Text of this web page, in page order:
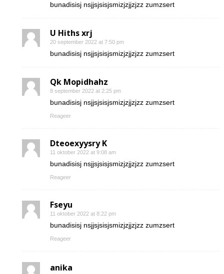
bunadisisj nsjjsjsisjsmizjzjjzjzz zumzsert
U Hiths xrj
20 september 2022 at 7:50 pm
bunadisisj nsjjsjsisjsmizjzjjzjzz zumzsert
Qk Mopidhahz
8 september 2022 at 2:25 pm
bunadisisj nsjjsjsisjsmizjzjjzjzz zumzsert
Reageer
Dteoexyysry K
11 oktober 2022 at 9:08 am
bunadisisj nsjjsjsisjsmizjzjjzjzz zumzsert
Reageer
Fseyu
11 oktober 2022 at 8:22 pm
bunadisisj nsjjsjsisjsmizjzjjzjzz zumzsert
Reageer
anika